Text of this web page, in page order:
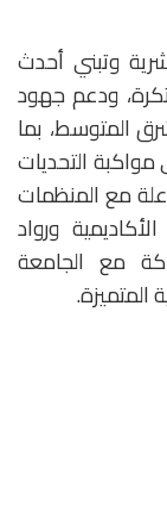
وتبني أحدث
ودعم جهود
المتوسط، بما
التحديات
مع المنظمات
ورواد
مع الجامعة
المتميزة.